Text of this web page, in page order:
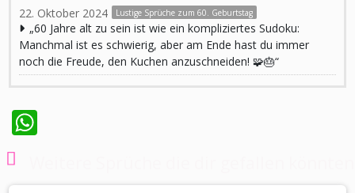
22. Oktober 2024 Lustige Sprüche zum 60. Geburtstag
„60 Jahre alt zu sein ist wie ein kompliziertes Sudoku:
Manchmal ist es schwierig, aber am Ende hast du immer
noch die Freude, den Kuchen anzuschneiden! 🧩🎂“